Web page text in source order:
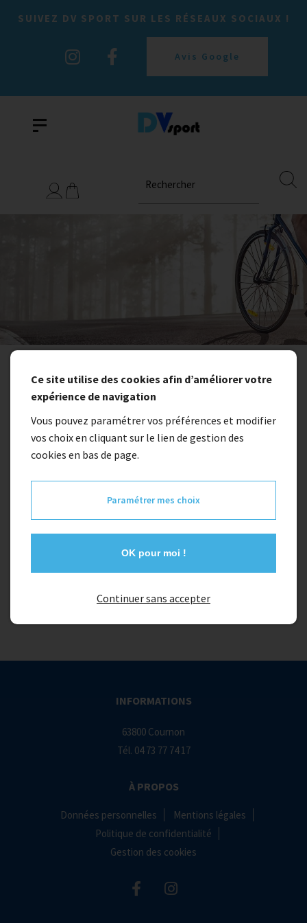
SUIVEZ DV SPORT SUR LES RÉSEAUX SOCIAUX !
Avis Google
Rechercher
Rechercher
INFORMATIONS
63800 Cournon
Tél. 04 73 77 74 17
À PROPOS
Données personnelles
Mentions légales
Politique de confidentialité
Gestion des cookies
Ce site utilise des cookies afin d’améliorer votre
expérience de navigation
Vous pouvez paramétrer vos préférences et modifier
vos choix en cliquant sur le lien de gestion des
cookies en bas de page.
Paramétrer mes choix
OK pour moi !
Continuer sans accepter